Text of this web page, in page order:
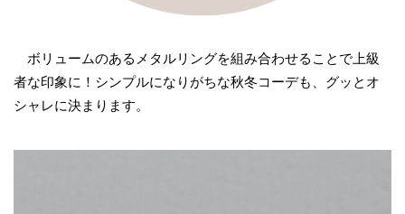
ボリュームのあるメタルリングを組み合わせることで上級
者な印象に！シンプルになりがちな秋冬コーデも、グッとオ
シャレに決まります。